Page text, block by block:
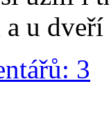
u
3